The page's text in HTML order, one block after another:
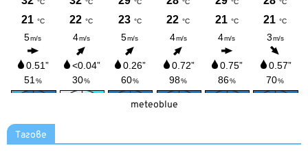
meteoblue
Тагове